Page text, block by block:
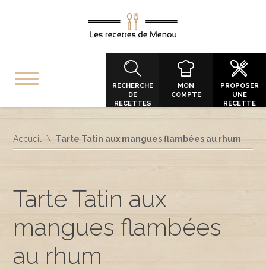
RECHERCHE
DE
RECETTES
MON
COMPTE
PROPOSER
UNE
RECETTE
Accueil Tarte Tatin aux mangues flambées au rhum
Tarte Tatin aux
mangues flambées
au rhum